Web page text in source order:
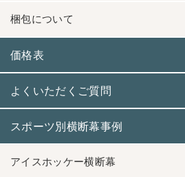
梱包について
価格表
よくいただくご質問
スポーツ別横断幕事例
アイスホッケー横断幕